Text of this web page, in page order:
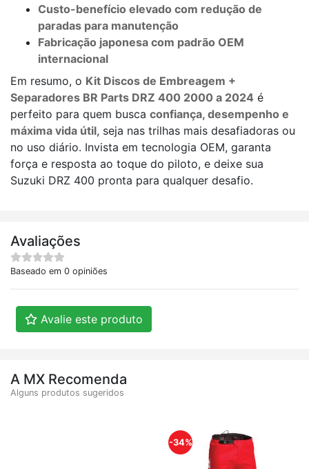
Custo-benefício elevado com redução de
paradas para manutenção
Fabricação japonesa com padrão OEM
internacional
Em resumo, o Kit Discos de Embreagem +
Separadores BR Parts DRZ 400 2000 a 2024 é
perfeito para quem busca confiança, desempenho e
máxima vida útil, seja nas trilhas mais desafiadoras ou
no uso diário. Invista em tecnologia OEM, garanta
força e resposta ao toque do piloto, e deixe sua
Suzuki DRZ 400 pronta para qualquer desafio.
Avaliações
Baseado em 0 opiniões
Avalie este produto
A MX Recomenda
Alguns produtos sugeridos
-34%